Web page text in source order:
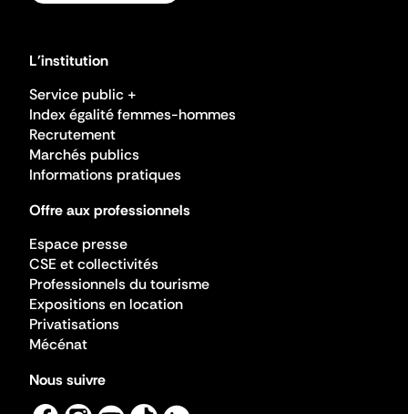
L'institution
Service public +
Index égalité femmes-hommes
Recrutement
Marchés publics
Informations pratiques
Offre aux professionnels
Espace presse
CSE et collectivités
Professionnels du tourisme
Expositions en location
Privatisations
Mécénat
Nous suivre